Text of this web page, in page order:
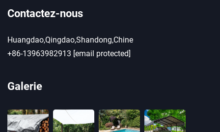
Contactez-nous
Huangdao,Qingdao,Shandong,Chine
+86-13963982913 [email protected]
Galerie